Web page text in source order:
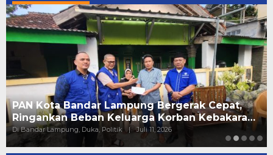
PAN Kota Bandar Lampung Bergerak Cepat,
Ringankan Beban Keluarga Korban Kebakara…
Di Bandar Lampung, Duka, Politik | Juli 11, 2026